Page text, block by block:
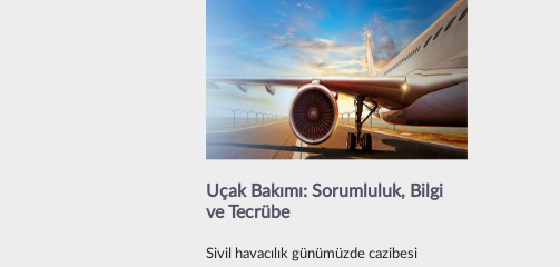
Uçak Bakımı: Sorumluluk, Bilgi
ve Tecrübe
Sivil havacılık günümüzde cazibesi